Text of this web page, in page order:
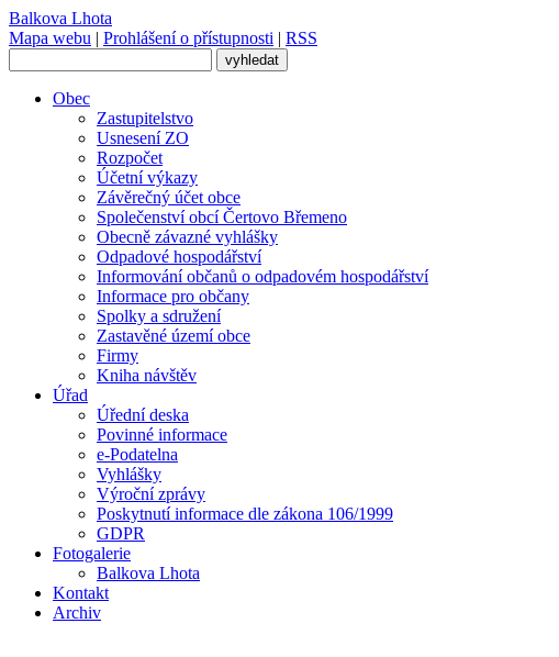
Balkova Lhota
Mapa webu | Prohlášení o přístupnosti | RSS
Obec
Zastupitelstvo
Usnesení ZO
Rozpočet
Účetní výkazy
Závěrečný účet obce
Společenství obcí Čertovo Břemeno
Obecně závazné vyhlášky
Odpadové hospodářství
Informování občanů o odpadovém hospodářství
Informace pro občany
Spolky a sdružení
Zastavěné území obce
Firmy
Kniha návštěv
Úřad
Úřední deska
Povinné informace
e-Podatelna
Vyhlášky
Výroční zprávy
Poskytnutí informace dle zákona 106/1999
GDPR
Fotogalerie
Balkova Lhota
Kontakt
Archiv